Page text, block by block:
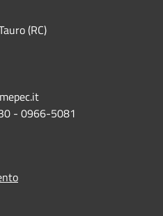
(RC)
- 0966-5081